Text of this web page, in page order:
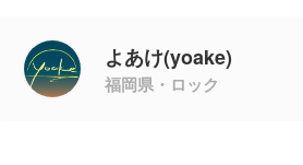
よあけ(yoake)
福岡県・ロック